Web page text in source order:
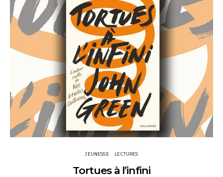
JEUNESSE LECTURES
Tortues à l’infini